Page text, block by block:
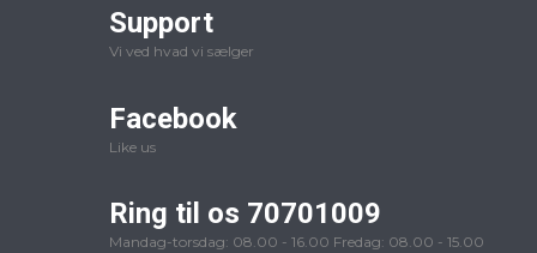
Support
Vi ved hvad vi sælger
Facebook
Like us
Ring til os 70701009
Mandag-torsdag: 08.00 - 16.00 Fredag: 08.00 - 15.00